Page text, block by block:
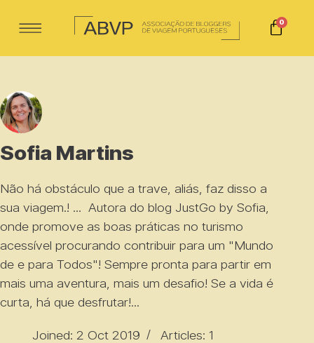
0
Sofia Martins
Não há obstáculo que a trave, aliás, faz disso a
sua viagem.! ... Autora do blog JustGo by Sofia
onde promove as boas práticas no turismo
acessível procurando contribuir para um "Mundo
de e para Todos"! Sempre pronta para partir em
mais uma aventura, mais um desafio! Se a vida é
curta, há que desfrutar!...
Joined: 2 Oct 2019 Articles: 1